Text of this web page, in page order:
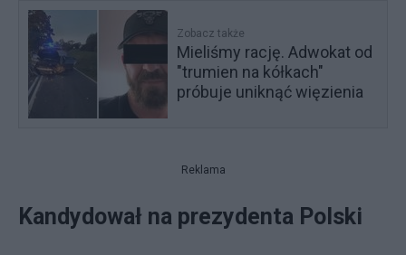
Zobacz także
Mieliśmy rację. Adwokat od
"trumien na kółkach"
próbuje uniknąć więzienia
Reklama
Kandydował na prezydenta Polski